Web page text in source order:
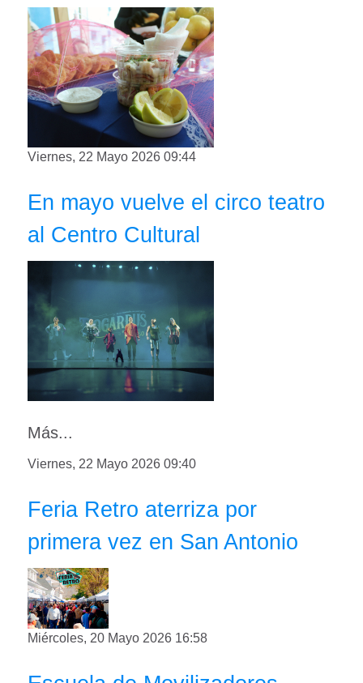
Viernes, 22 Mayo 2026 09:44
En mayo vuelve el circo teatro
al Centro Cultural
Más...
Viernes, 22 Mayo 2026 09:40
Feria Retro aterriza por
primera vez en San Antonio
Miércoles, 20 Mayo 2026 16:58